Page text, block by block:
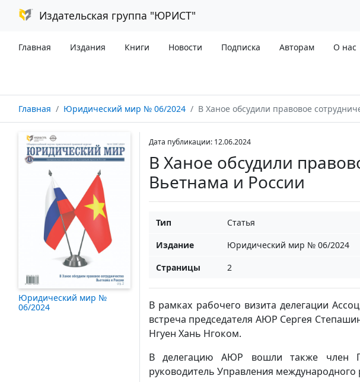
Издательская группа "ЮРИСТ"
Главная Издания Книги Новости Подписка Авторам О нас
Главная Юридический мир № 06/2024 В Ханое обсудили правовое
Юридический мир №
06/2024
Дата публикации: 12.06.2024
В Ханое обсудили
Вьетнама и России
Тип
Статья
Издание
Юридический мир № 06/2024
Страницы
2
В рамках рабочего визита делегации
встреча председателя АЮР Сергея
Нгуен Хань Нгоком.
В делегацию АЮР вошли также член
руководитель Управления